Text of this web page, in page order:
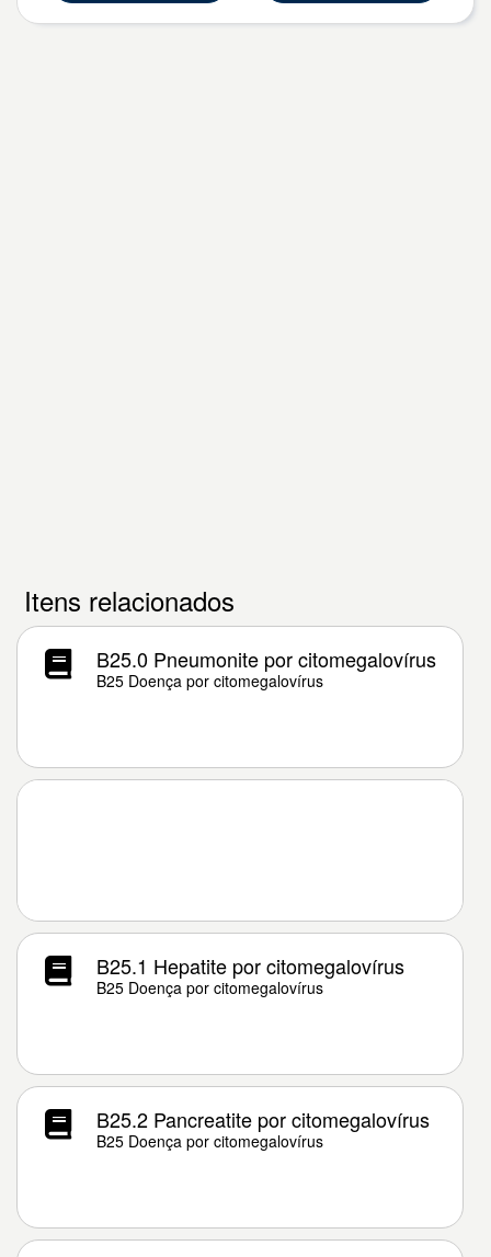
Itens relacionados
B25.0 Pneumonite por citomegalovírus
B25 Doença por citomegalovírus
B25.1 Hepatite por citomegalovírus
B25 Doença por citomegalovírus
B25.2 Pancreatite por citomegalovírus
B25 Doença por citomegalovírus